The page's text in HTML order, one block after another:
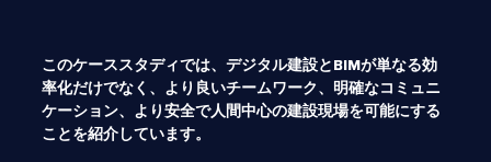
このケーススタディでは、デジタル建設とBIMが単なる効
率化だけでなく、より良いチームワーク、明確なコミュニ
ケーション、より安全で人間中心の建設現場を可能にする
ことを紹介しています。